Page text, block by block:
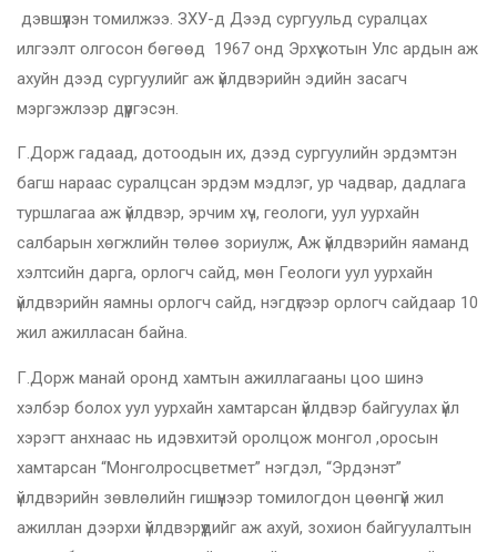
дэвшүүлэн томилжээ. ЗХУ-д Дээд сургуульд суралцах
илгээлт олгосон бөгөөд 1967 онд Эрхүү хотын Улс ардын аж
ахуйн дээд сургуулийг аж үйлдвэрийн эдийн засагч
мэргэжлээр дүүргэсэн.
Г.Дорж гадаад, дотоодын их, дээд сургуулийн эрдэмтэн
багш нараас суралцсан эрдэм мэдлэг, ур чадвар, дадлага
туршлагаа аж үйлдвэр, эрчим хүч, геологи, уул уурхайн
салбарын хөгжлийн төлөө зориулж, Аж үйлдвэрийн яаманд
хэлтсийн дарга, орлогч сайд, мөн Геологи уул уурхайн
үйлдвэрийн яамны орлогч сайд, нэгдүгээр орлогч сайдаар 10
жил ажилласан байна.
Г.Дорж манай оронд хамтын ажиллагааны цоо шинэ
хэлбэр болох уул уурхайн хамтарсан үйлдвэр байгуулах үйл
хэрэгт анхнаас нь идэвхитэй оролцож монгол ,оросын
хамтарсан “Монголросцветмет” нэгдэл, “Эрдэнэт”
үйлдвэрийн зөвлөлийн гишүүнээр томилогдон цөөнгүй жил
ажиллан дээрхи үйлдвэрүүдийг аж ахуй, зохион байгуулалтын